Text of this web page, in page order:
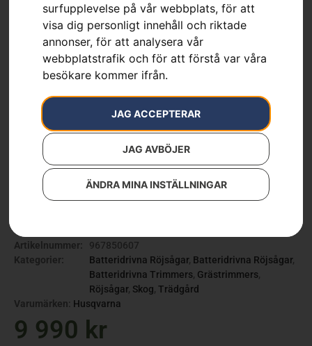
surfupplevelse på vår webbplats, för att
visa dig personligt innehåll och riktade
annonser, för att analysera vår
webbplatstrafik och för att förstå var våra
besökare kommer ifrån.
JAG ACCEPTERAR
JAG AVBÖJER
ÄNDRA MINA INSTÄLLNINGAR
Artikelnummer:
967850607
Kategorier:
Batteridrivna Röjsågar, Batteridrivna Röjsågar,
Batteridrivna Trimmers, Grästrimmers,
Röjsågar, Skog, Trädgård
Varumärken Husqvarna
9 990 kr